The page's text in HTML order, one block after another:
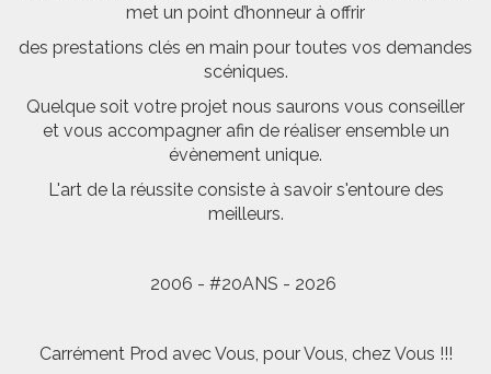
met un point d’honneur à offrir
des prestations clés en main pour toutes vos demandes
scéniques.
Quelque soit votre projet nous saurons vous conseiller
et vous accompagner afin de réaliser ensemble un
évènement unique.
L'art de la réussite consiste à savoir s'entoure des
meilleurs.
2006 - #20ANS - 2026
Carrément Prod avec Vous, pour Vous, chez Vous !!!